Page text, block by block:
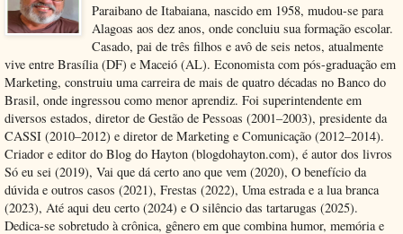
Paraibano de Itabaiana, nascido em 1958, mudou-se para
Alagoas aos dez anos, onde concluiu sua formação escolar.
Casado, pai de três filhos e avô de seis netos, atualmente
vive entre Brasília (DF) e Maceió (AL). Economista com pós-graduação em
Marketing, construiu uma carreira de mais de quatro décadas no Banco do
Brasil, onde ingressou como menor aprendiz. Foi superintendente em
diversos estados, diretor de Gestão de Pessoas (2001–2003), presidente da
CASSI (2010–2012) e diretor de Marketing e Comunicação (2012–2014).
Criador e editor do Blog do Hayton (blogdohayton.com), é autor dos livros
Só eu sei (2019), Vai que dá certo ano que vem (2020), O benefício da
dúvida e outros casos (2021), Frestas (2022), Uma estrada e a lua branca
(2023), Até aqui deu certo (2024) e O silêncio das tartarugas (2025).
Dedica-se sobretudo à crônica, gênero em que combina humor, memória e